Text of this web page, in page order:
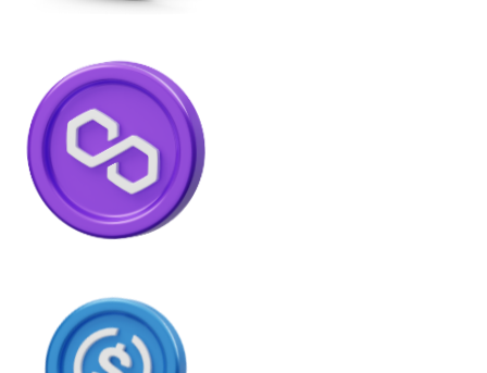
Adicionar um Token
Bitcoin
BTC